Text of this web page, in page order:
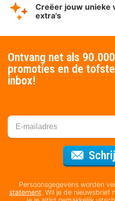
Creëer jouw unieke
extra's
Ontvang net als
promoties en de
inbox!
Persoonsgegevens worden
statement. Wil je de nieuwsbrief